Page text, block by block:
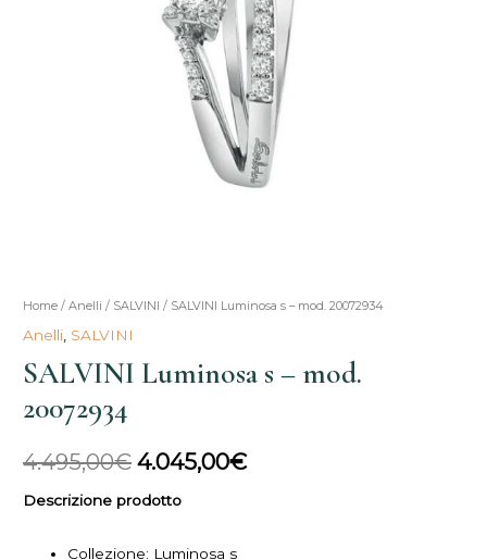
Home /Anelli / SALVINI / SALVINI Luminosa s – mod. 20072934
Anelli SALVINI
SALVINI Luminosa s – mod.
20072934
4.495,00€
Il
4.495,00€.
4.045,00€
Il
Descrizione prodotto
Collezione: Luminosa s
SALVINI
Luminosa
s
-
mod.
quantità